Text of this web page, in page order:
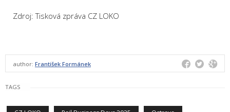
Zdroj: Tisková zpráva CZ LOKO
author: František Formánek
TAGS